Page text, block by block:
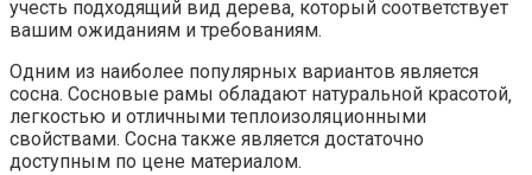
учесть подходящий вид дерева‚ который соответствует
вашим ожиданиям и требованиям.​
Одним из наиболее популярных вариантов является
сосна.​ Сосновые рамы обладают натуральной красотой‚
легкостью и отличными теплоизоляционными
свойствами.​ Сосна также является достаточно
доступным по цене материалом.